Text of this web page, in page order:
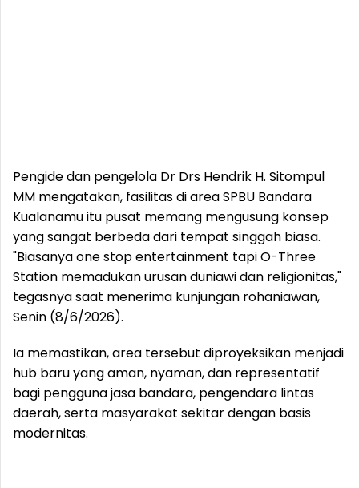
Pengide dan pengelola Dr Drs Hendrik H. Sitompul
MM mengatakan, fasilitas di area SPBU Bandara
Kualanamu itu pusat memang mengusung konsep
yang sangat berbeda dari tempat singgah biasa.
"Biasanya one stop entertainment tapi O-Three
Station memadukan urusan duniawi dan religionitas,"
tegasnya saat menerima kunjungan rohaniawan,
Senin (8/6/2026).
Ia memastikan, area tersebut diproyeksikan menjadi
hub baru yang aman, nyaman, dan representatif
bagi pengguna jasa bandara, pengendara lintas
daerah, serta masyarakat sekitar dengan basis
modernitas.